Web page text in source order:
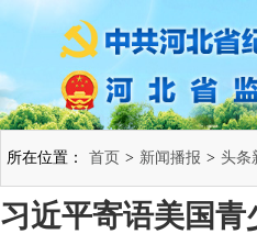
所在位置： 首页 > 新闻播报 > 头条
习近平寄语美国青